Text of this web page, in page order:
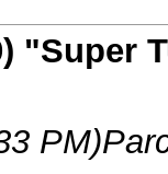
"Super
PM)